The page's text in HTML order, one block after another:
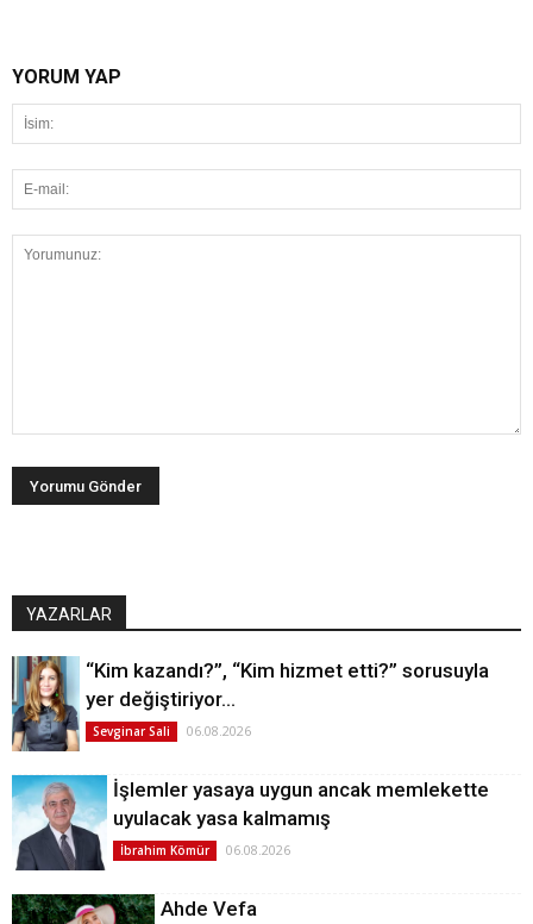
YORUM YAP
YAZARLAR
“Kim kazandı?”, “Kim hizmet etti?” sorusuyla
yer değiştiriyor…
Sevginar Sali 06.08.2026
İşlemler yasaya uygun ancak memlekette
uyulacak yasa kalmamış
İbrahim Kömür 06.08.2026
Ahde Vefa